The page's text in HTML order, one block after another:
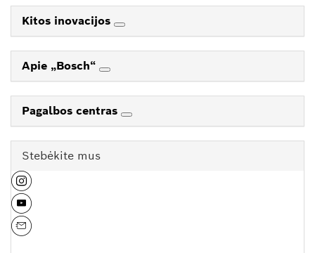
Kitos inovacijos
Apie „Bosch“
Pagalbos centras
Stebėkite mus